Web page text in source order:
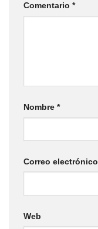
Comentario *
Nombre *
Correo electrónico
Web